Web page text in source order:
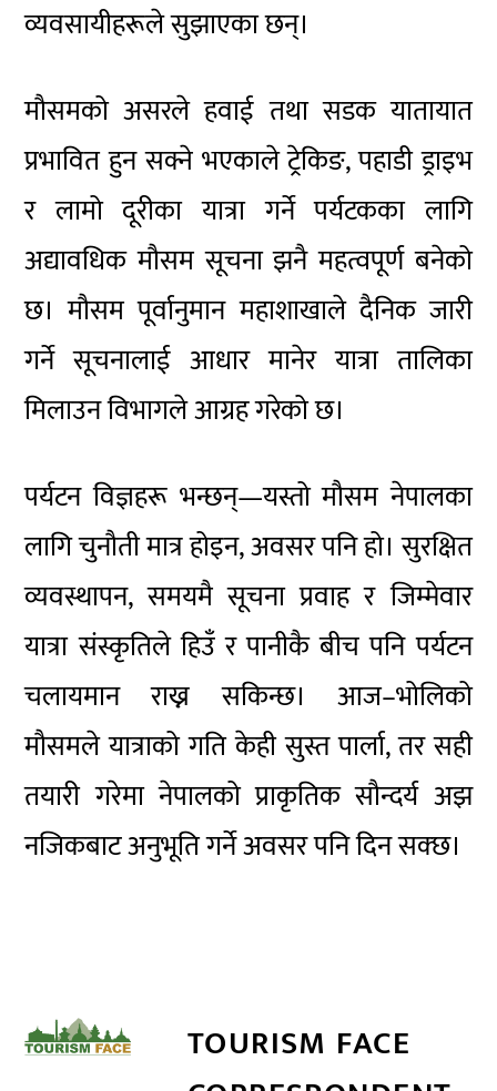
व्यवसायीहरूले सुझाएका छन्।
मौसमको असरले हवाई तथा सडक यातायात
प्रभावित हुन सक्ने भएकाले ट्रेकिङ, पहाडी ड्राइभ
र लामो दूरीका यात्रा गर्ने पर्यटकका लागि
अद्यावधिक मौसम सूचना झनै महत्वपूर्ण बनेको
छ। मौसम पूर्वानुमान महाशाखाले दैनिक जारी
गर्ने सूचनालाई आधार मानेर यात्रा तालिका
मिलाउन विभागले आग्रह गरेको छ।
पर्यटन विज्ञहरू भन्छन्—यस्तो मौसम नेपालका
लागि चुनौती मात्र होइन, अवसर पनि हो। सुरक्षित
व्यवस्थापन, समयमै सूचना प्रवाह र जिम्मेवार
यात्रा संस्कृतिले हिउँ र पानीकै बीच पनि पर्यटन
चलायमान राख्न सकिन्छ। आज–भोलिको
मौसमले यात्राको गति केही सुस्त पार्ला, तर सही
तयारी गरेमा नेपालको प्राकृतिक सौन्दर्य अझ
नजिकबाट अनुभूति गर्ने अवसर पनि दिन सक्छ।
TOURISM FACE